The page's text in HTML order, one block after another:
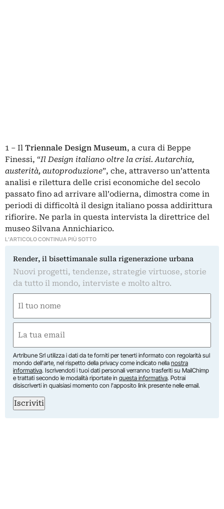
1 – Il Triennale Design Museum, a cura di Beppe
Finessi, “Il Design italiano oltre la crisi. Autarchia,
austerità, autoproduzione”, che, attraverso un’attenta
analisi e rilettura delle crisi economiche del secolo
passato fino ad arrivare all’odierna, dimostra come in
periodi di difficoltà il design italiano possa addirittura
rifiorire. Ne parla in questa intervista la direttrice del
museo Silvana Annichiarico.
L'ARTICOLO CONTINUA PIÙ SOTTO
Render, il bisettimanale sulla rigenerazione urbana
Nuovi progetti, tendenze, strategie virtuose, storie
da tutto il mondo, interviste e molto altro.
(Obbligatorio)
Nome
(Obbligatorio)
Artribune Srl utilizza i dati da te forniti per tenerti informato con regolarità sul
mondo dell'arte, nel rispetto della privacy come indicato nella nostra
informativa. Iscrivendoti i tuoi dati personali verranno trasferiti su MailChimp
e trattati secondo le modalità riportate in questa informativa. Potrai
disiscriverti in qualsiasi momento con l'apposito link presente nelle email.
Iscriviti